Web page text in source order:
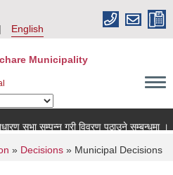
English
Municipality
सभा सम्पन्न गरी विवरण पठाउने सम्बन्धमा ।
» Decisions » Municipal Decisions